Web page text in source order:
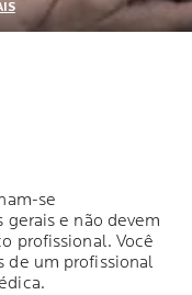
se
e não devem
profissional. Você
de um profissional